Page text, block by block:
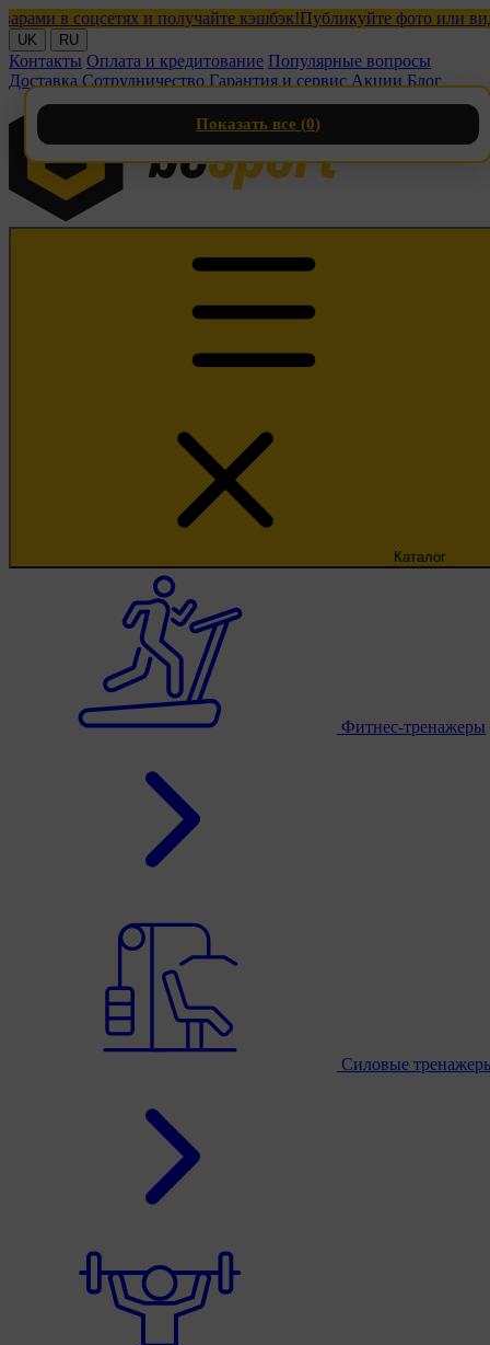
в соцсетях и получайте кэшбэк!Публикуйте фото или видео
UK RU
Контакты Оплата и кредитование Популярные вопросы
Доставка Сотрудничество Гарантия и сервис Акции Блог
Каталог
Фитнес-тренажеры
Силовые
Показать все (0)